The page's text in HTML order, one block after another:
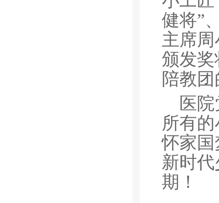
健将”
主席
颁发
陪教
医
所有
怀家
新时
期！